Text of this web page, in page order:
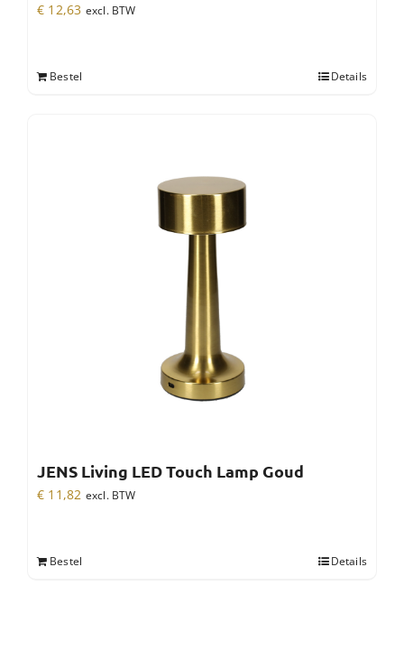
€ 12,63 excl. BTW
Bestel Details
JENS Living LED Touch Lamp Goud
€ 11,82 excl. BTW
Bestel Details